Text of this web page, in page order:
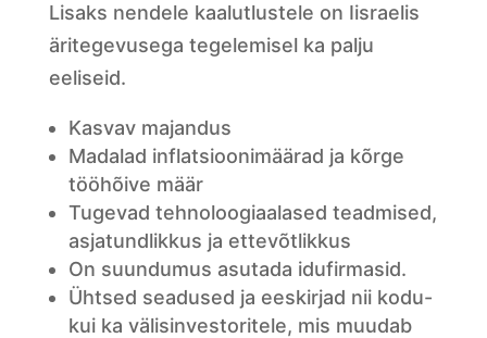
Lisaks nendele kaalutlustele on Iisraelis
äritegevusega tegelemisel ka palju
eeliseid.
Kasvav majandus
Madalad inflatsioonimäärad ja kõrge
tööhõive määr
Tugevad tehnoloogiaalased teadmised,
asjatundlikkus ja ettevõtlikkus
On suundumus asutada idufirmasid.
Ühtsed seadused ja eeskirjad nii kodu-
kui ka välisinvestoritele, mis muudab